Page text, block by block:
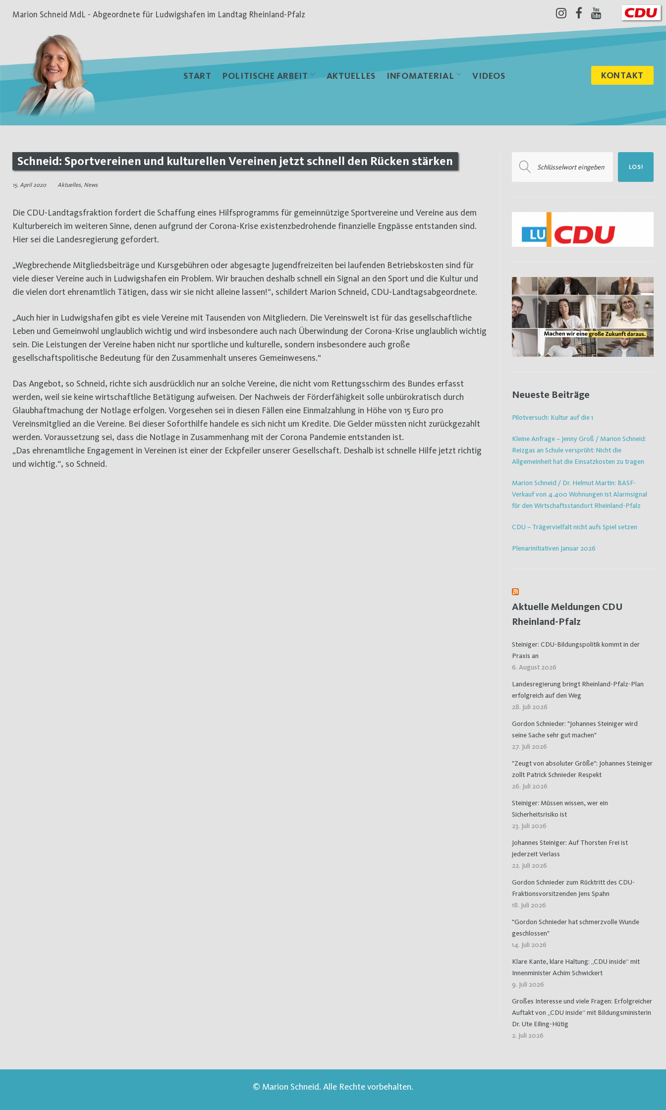
Inhalt
Marion Schneid MdL - Abgeordnete für Ludwigshafen im Landtag Rheinland-Pfalz
Instagram
Facebook
Youtube
START POLITISCHE ARBEIT AKTUELLES INFOMATERIAL VIDEOS KONTAKT
Schneid: Sportvereinen und kulturellen Vereinen jetzt schnell den Rücken stärken
15. April 2020 Aktuelles, News
Die CDU-Landtagsfraktion fordert die Schaffung eines Hilfsprogramms für gemeinnützige Sportvereine und Vereine aus dem
Kulturbereich im weiteren Sinne, denen aufgrund der Corona-Krise existenzbedrohende finanzielle Engpässe entstanden sind.
Hier sei die Landesregierung gefordert.
„Wegbrechende Mitgliedsbeiträge und Kursgebühren oder abgesagte Jugendfreizeiten bei laufenden Betriebskosten sind für
viele dieser Vereine auch in Ludwigshafen ein Problem. Wir brauchen deshalb schnell ein Signal an den Sport und die Kultur und
die vielen dort ehrenamtlich Tätigen, dass wir sie nicht alleine lassen!“, schildert Marion Schneid, CDU-Landtagsabgeordnete.
„Auch hier in Ludwigshafen gibt es viele Vereine mit Tausenden von Mitgliedern. Die Vereinswelt ist für das gesellschaftliche
Leben und Gemeinwohl unglaublich wichtig und wird insbesondere auch nach Überwindung der Corona-Krise unglaublich wichtig
sein. Die Leistungen der Vereine haben nicht nur sportliche und kulturelle, sondern insbesondere auch große
gesellschaftspolitische Bedeutung für den Zusammenhalt unseres Gemeinwesens.“
Das Angebot, so Schneid, richte sich ausdrücklich nur an solche Vereine, die nicht vom Rettungsschirm des Bundes erfasst
werden, weil sie keine wirtschaftliche Betätigung aufweisen. Der Nachweis der Förderfähigkeit solle unbürokratisch durch
Glaubhaftmachung der Notlage erfolgen. Vorgesehen sei in diesen Fällen eine Einmalzahlung in Höhe von 15 Euro pro
Vereinsmitglied an die Vereine. Bei dieser Soforthilfe handele es sich nicht um Kredite. Die Gelder müssten nicht zurückgezahlt
werden. Voraussetzung sei, dass die Notlage in Zusammenhang mit der Corona Pandemie entstanden ist.
„Das ehrenamtliche Engagement in Vereinen ist einer der Eckpfeiler unserer Gesellschaft. Deshalb ist schnelle Hilfe jetzt richtig
und wichtig.“, so Schneid.
nach:
LOS!
Neueste Beiträge
Pilotversuch: Kultur auf die 1
Kleine Anfrage – Jenny Groß / Marion Schneid:
Reizgas an Schule versprüht: Nicht die
Allgemeinheit hat die Einsatzkosten zu tragen
Marion Schneid / Dr. Helmut Martin: BASF-
Verkauf von 4.400 Wohnungen ist Alarmsignal
für den Wirtschaftsstandort Rheinland-Pfalz
CDU – Trägervielfalt nicht aufs Spiel setzen
Plenarinitiativen Januar 2026
Aktuelle Meldungen CDU
Rheinland-Pfalz
Steiniger: CDU-Bildungspolitik kommt in der
Praxis an
6. August 2026
Landesregierung bringt Rheinland-Pfalz-Plan
erfolgreich auf den Weg
28. Juli 2026
Gordon Schnieder: "Johannes Steiniger wird
seine Sache sehr gut machen"
27. Juli 2026
"Zeugt von absoluter Größe": Johannes Steiniger
zollt Patrick Schnieder Respekt
26. Juli 2026
Steiniger: Müssen wissen, wer ein
Sicherheitsrisiko ist
23. Juli 2026
Johannes Steiniger: Auf Thorsten Frei ist
jederzeit Verlass
22. Juli 2026
Gordon Schnieder zum Rücktritt des CDU-
Fraktionsvorsitzenden Jens Spahn
18. Juli 2026
"Gordon Schnieder hat schmerzvolle Wunde
geschlossen"
14. Juli 2026
Klare Kante, klare Haltung: „CDU inside“ mit
Innenminister Achim Schwickert
9. Juli 2026
Großes Interesse und viele Fragen: Erfolgreicher
Auftakt von „CDU inside“ mit Bildungsministerin
Dr. Ute Eiling-Hütig
2. Juli 2026
© Marion Schneid. Alle Rechte vorbehalten.